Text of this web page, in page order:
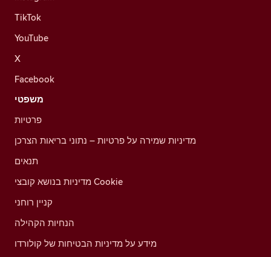
TikTok
YouTube
X
Facebook
משפטי
פרטיות
מדיניות שמירה על פרטיות – נתוני בריאות הצרכן
תנאים
מדיניות בנושא קובצי Cookie
קניין רוחני
הנחיות הקהילה
מידע על מדיניות הבטיחות של קולורדו